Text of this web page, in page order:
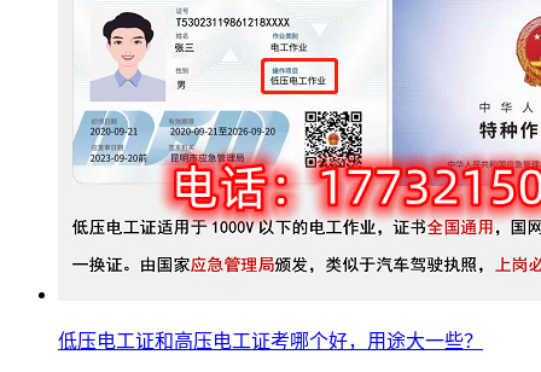
低压电工证和高压电工证考哪个好，用途大一些？